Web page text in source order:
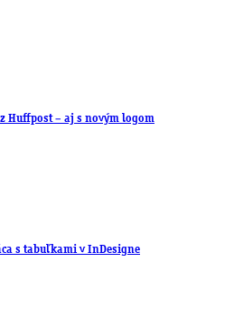
Huffpost – aj s novým logom
s tabuľkami v InDesigne